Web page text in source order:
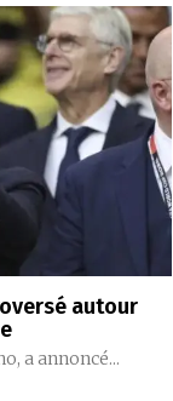
autour
a annoncé...